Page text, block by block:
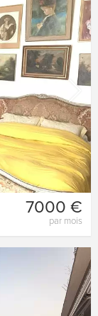
7000 €
par mois